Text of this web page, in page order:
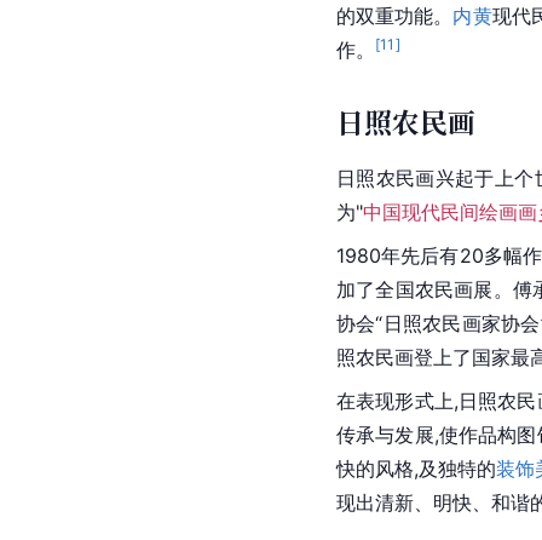
的双重功能。 内黄现代
作。
[11 ]
日照农民画
日照农民画兴起于上个
为"中国现代民间绘画画
1980年先后有20多幅
加了全国农民画展。傅
协会“日照农民画家协
照农民画登上了国家
在表现形式上,日照农
传承与发展,使作品构
快的风格,及独特的装饰
现出清新、明快、和谐